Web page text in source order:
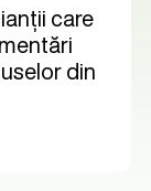
care
din